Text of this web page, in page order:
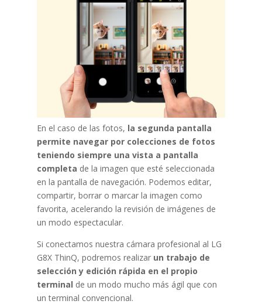
En el caso de las fotos, la segunda pantalla
permite navegar por colecciones de fotos
teniendo siempre una vista a pantalla
completa de la imagen que esté seleccionada
en la pantalla de navegación. Podemos editar,
compartir, borrar o marcar la imagen como
favorita, acelerando la revisión de imágenes de
un modo espectacular.
Si conectamos nuestra cámara profesional al LG
G8X ThinQ, podremos realizar un trabajo de
selección y edición rápida en el propio
terminal de un modo mucho más ágil que con
un terminal convencional.